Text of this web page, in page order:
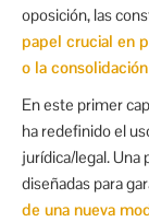
oposición, las
papel crucial en
o la
En este primer
ha redefinido el
jurídica/legal. Una
diseñadas para
de una nueva